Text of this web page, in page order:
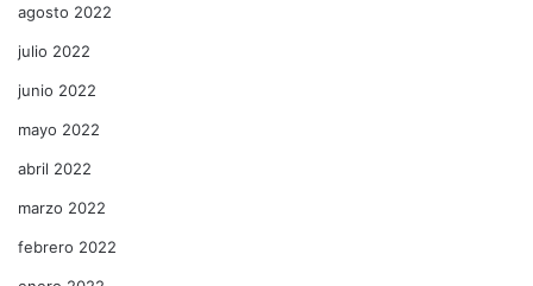
agosto 2022
julio 2022
junio 2022
mayo 2022
abril 2022
marzo 2022
febrero 2022